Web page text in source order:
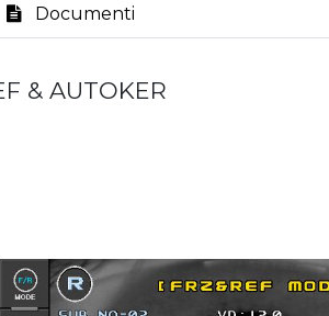
Documenti
& AUTOKER